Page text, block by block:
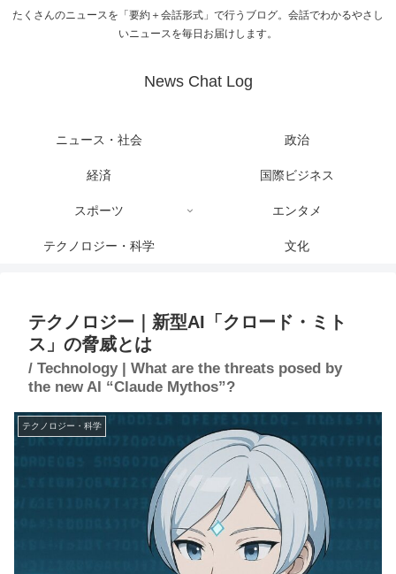
たくさんのニュースを「要約＋会話形式」で行うブログ。会話でわかるやさし
いニュースを毎日お届けします。
News Chat Log
ニュース・社会 政治
経済 国際ビジネス
スポーツ エンタメ
テクノロジー・科学 文化
テクノロジー｜新型AI「クロード・ミト
ス」の脅威とは
/ Technology | What are the threats posed by
the new AI “Claude Mythos”?
テクノロジー・科学